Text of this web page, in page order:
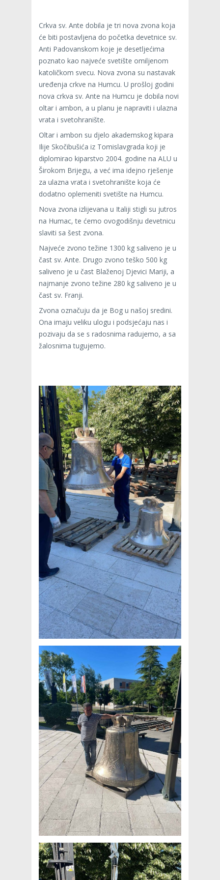
Crkva sv. Ante dobila je tri nova zvona koja
će biti postavljena do početka devetnice sv.
Anti Padovanskom koje je desetljećima
poznato kao najveće svetište omiljenom
katoličkom svecu. Nova zvona su nastavak
uređenja crkve na Humcu. U prošloj godini
nova crkva sv. Ante na Humcu je dobila novi
oltar i ambon, a u planu je napraviti i ulazna
vrata i svetohranište.
Oltar i ambon su djelo akademskog kipara
Ilije Skočibušića iz Tomislavgrada koji je
diplomirao kiparstvo 2004. godine na ALU u
Širokom Brijegu, a već ima idejno rješenje
za ulazna vrata i svetohranište koja će
dodatno oplemeniti svetište na Humcu.
Nova zvona izlijevana u Italiji stigli su jutros
na Humac, te ćemo ovogodišnju devetnicu
slaviti sa šest zvona.
Najveće zvono težine 1300 kg saliveno je u
čast sv. Ante. Drugo zvono teško 500 kg
saliveno je u čast Blaženoj Djevici Mariji, a
najmanje zvono težine 280 kg saliveno je u
čast sv. Franji.
Zvona označuju da je Bog u našoj sredini.
Ona imaju veliku ulogu i podsjećaju nas i
pozivaju da se s radosnima radujemo, a sa
žalosnima tugujemo.